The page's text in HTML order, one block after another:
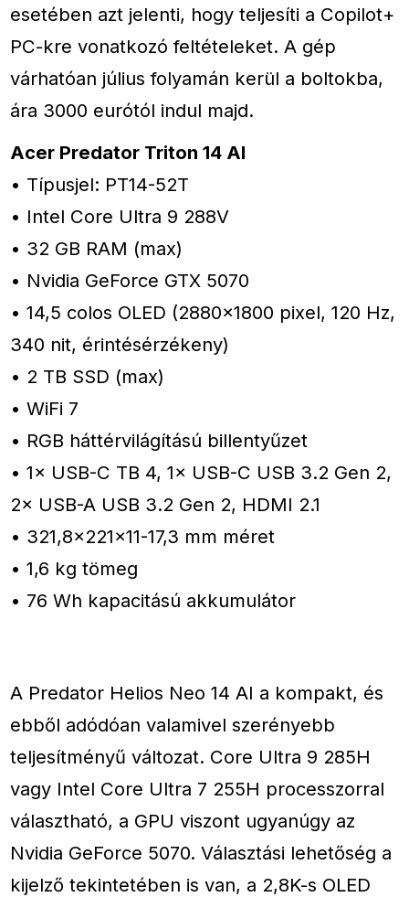
esetében azt jelenti, hogy teljesíti a Copilot+
PC-kre vonatkozó feltételeket. A gép
várhatóan július folyamán kerül a boltokba,
ára 3000 eurótól indul majd.
Acer Predator Triton 14 AI
• Típusjel: PT14-52T
• Intel Core Ultra 9 288V
• 32 GB RAM (max)
• Nvidia GeForce GTX 5070
• 14,5 colos OLED (2880×1800 pixel, 120 Hz,
340 nit, érintésérzékeny)
• 2 TB SSD (max)
• WiFi 7
• RGB háttérvilágítású billentyűzet
• 1× USB-C TB 4, 1× USB-C USB 3.2 Gen 2,
2× USB-A USB 3.2 Gen 2, HDMI 2.1
• 321,8×221×11-17,3 mm méret
• 1,6 kg tömeg
• 76 Wh kapacitású akkumulátor
A Predator Helios Neo 14 AI a kompakt, és
ebből adódóan valamivel szerényebb
teljesítményű változat. Core Ultra 9 285H
vagy Intel Core Ultra 7 255H processzorral
választható, a GPU viszont ugyanúgy az
Nvidia GeForce 5070. Választási lehetőség a
kijelző tekintetében is van, a 2,8K-s OLED